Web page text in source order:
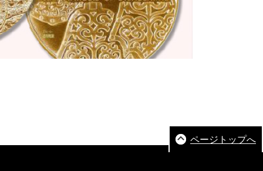
ページトップへ